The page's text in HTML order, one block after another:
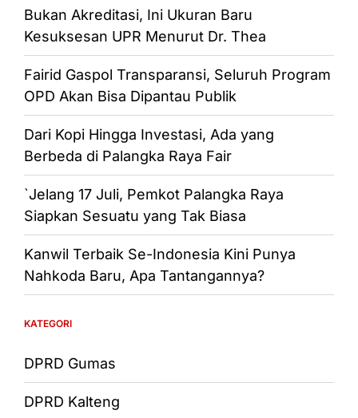
Bukan Akreditasi, Ini Ukuran Baru
Kesuksesan UPR Menurut Dr. Thea
Fairid Gaspol Transparansi, Seluruh Program
OPD Akan Bisa Dipantau Publik
Dari Kopi Hingga Investasi, Ada yang
Berbeda di Palangka Raya Fair
`Jelang 17 Juli, Pemkot Palangka Raya
Siapkan Sesuatu yang Tak Biasa
Kanwil Terbaik Se-Indonesia Kini Punya
Nahkoda Baru, Apa Tantangannya?
KATEGORI
DPRD Gumas
DPRD Kalteng